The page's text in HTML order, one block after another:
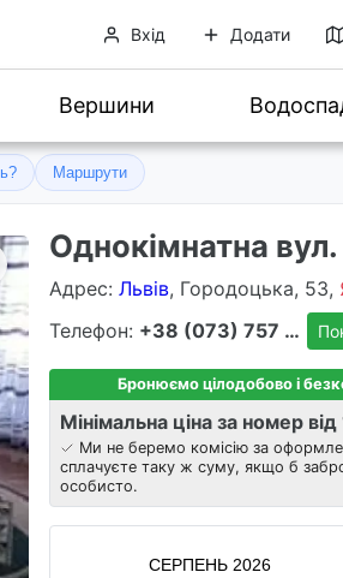
Вхід Додати
Вершини
Маршрути
Однокімнатна
Адрес: Львів, Городоцька, 53,
Телефон:
+38 (073) 757 8303
Бронюємо цілодобово і
Мінімальна ціна за номер
Ми не беремо комісію за
сплачуєте таку ж суму, якщо б
особисто.
СЕРПЕНЬ 2026